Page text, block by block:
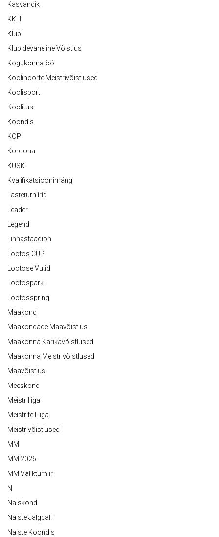
Kasvandik
KKH
Klubi
Klubidevaheline Võistlus
Kogukonnatöö
Koolinoorte Meistrivõistlused
Koolisport
Koolitus
Koondis
KOP
Koroona
KÜSK
Kvalifikatsioonimäng
Lasteturniirid
Leader
Legend
Linnastaadion
Lootos CUP
Lootose Vutid
Lootospark
Lootosspring
Maakond
Maakondade Maavõistlus
Maakonna Karikavõistlused
Maakonna Meistrivõistlused
Maavõistlus
Meeskond
Meistriliiga
Meistrite Liiga
Meistrivõistlused
MM
MM 2026
MM Valikturniir
N
Naiskond
Naiste Jalgpall
Naiste Koondis